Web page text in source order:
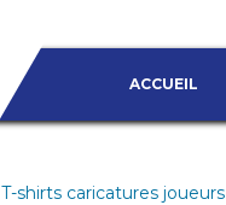
ACCUEIL
T-shirts caricatures joueurs